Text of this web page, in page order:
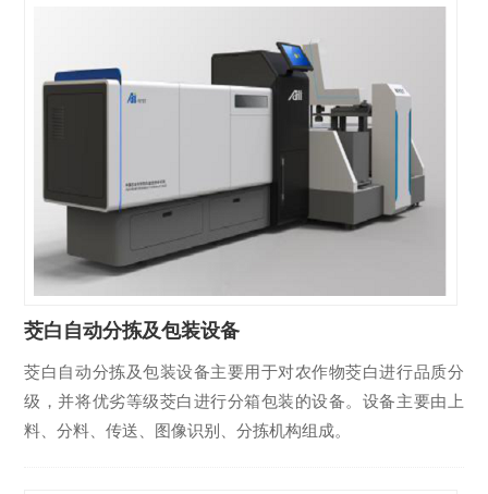
茭白自动分拣及包装设备
茭白自动分拣及包装设备主要用于对农作物茭白进行品质分
级，并将优劣等级茭白进行分箱包装的设备。设备主要由上
料、分料、传送、图像识别、分拣机构组成。